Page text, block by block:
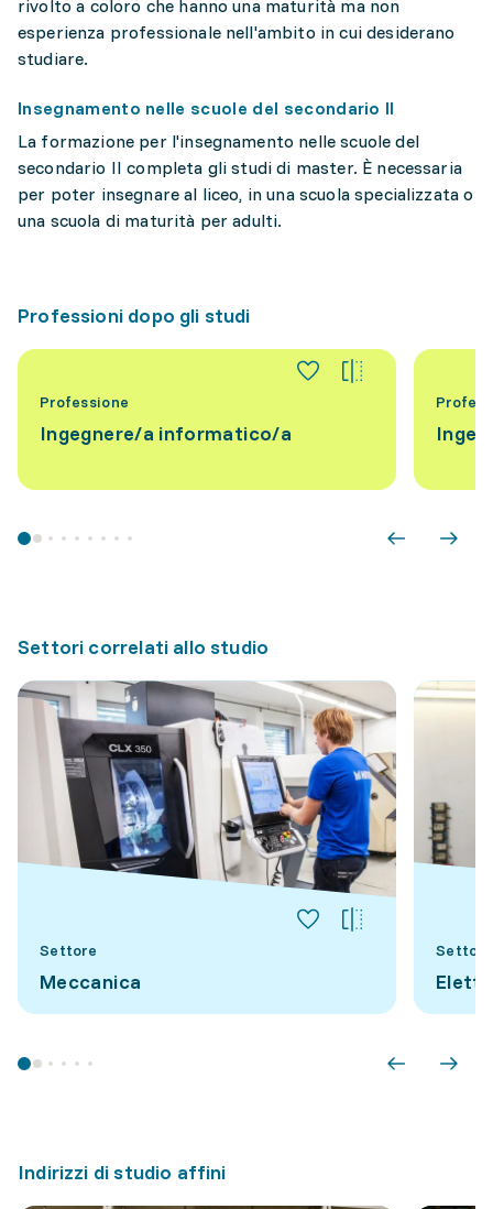
rivolto a coloro che hanno una maturità ma non
esperienza professionale nell'ambito in cui desiderano
studiare.
Insegnamento nelle scuole del secondario II
La formazione per l'insegnamento nelle scuole del
secondario II completa gli studi di master. È necessaria
per poter insegnare al liceo, in una scuola specializzata o
una scuola di maturità per adulti.
Professioni dopo gli studi
Professione
Ingegnere/a informatico/a
Settori correlati allo studio
Settore
Meccanica
Settore
Indirizzi di studio affini